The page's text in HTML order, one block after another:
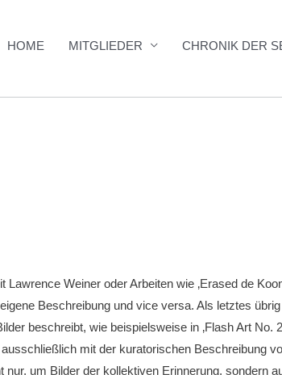
HOME MITGLIEDER CHRONIK DER
Weiner oder Arbeiten wie ‚Erased de
Beschreibung und vice versa. Als letztes
beschreibt, wie beispielsweise in ‚Flash Art No.
mit der kuratorischen Beschreibung
um Bilder der kollektiven Erinnerung, sondern